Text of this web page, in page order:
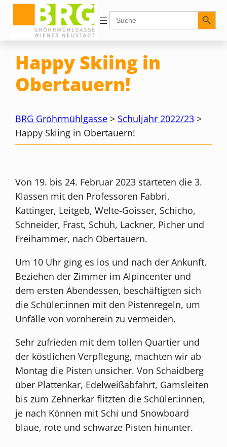
Inhalt
springen
Search
for:
Search Button
Happy Skiing in
Obertauern!
BRG Gröhrmühlgasse > Schuljahr 2022/23 >
Happy Skiing in Obertauern!
Von 19. bis 24. Februar 2023 starteten die 3.
Klassen mit den Professoren Fabbri,
Kattinger, Leitgeb, Welte-Goisser, Schicho,
Schneider, Frast, Schuh, Lackner, Picher und
Freihammer, nach Obertauern.
Um 10 Uhr ging es los und nach der Ankunft,
Beziehen der Zimmer im Alpincenter und
dem ersten Abendessen, beschäftigten sich
die Schüler:innen mit den Pistenregeln, um
Unfälle von vornherein zu vermeiden.
Sehr zufrieden mit dem tollen Quartier und
der köstlichen Verpflegung, machten wir ab
Montag die Pisten unsicher. Von Schaidberg
über Plattenkar, Edelweißabfahrt, Gamsleiten
bis zum Zehnerkar flitzten die Schüler:innen,
je nach Können mit Schi und Snowboard
blaue, rote und schwarze Pisten hinunter.